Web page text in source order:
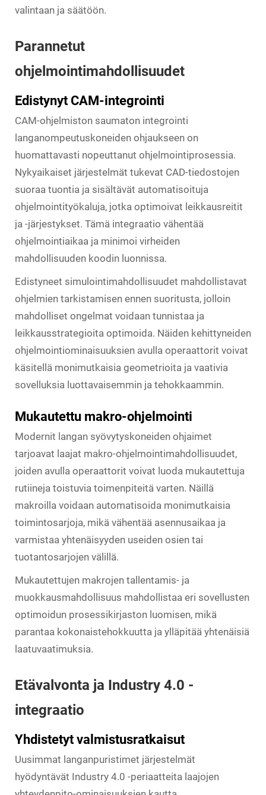
valintaan ja säätöön.
Parannetut
ohjelmointimahdollisuudet
Edistynyt CAM-integrointi
CAM-ohjelmiston saumaton integrointi
langanompeutuskoneiden ohjaukseen on
huomattavasti nopeuttanut ohjelmointiprosessia.
Nykyaikaiset järjestelmät tukevat CAD-tiedostojen
suoraa tuontia ja sisältävät automatisoituja
ohjelmointityökaluja, jotka optimoivat leikkausreitit
ja -järjestykset. Tämä integraatio vähentää
ohjelmointiaikaa ja minimoi virheiden
mahdollisuuden koodin luonnissa.
Edistyneet simulointimahdollisuudet mahdollistavat
ohjelmien tarkistamisen ennen suoritusta, jolloin
mahdolliset ongelmat voidaan tunnistaa ja
leikkausstrategioita optimoida. Näiden kehittyneiden
ohjelmointiominaisuuksien avulla operaattorit voivat
käsitellä monimutkaisia geometrioita ja vaativia
sovelluksia luottavaisemmin ja tehokkaammin.
Mukautettu makro-ohjelmointi
Modernit langan syövytyskoneiden ohjaimet
tarjoavat laajat makro-ohjelmointimahdollisuudet,
joiden avulla operaattorit voivat luoda mukautettuja
rutiineja toistuvia toimenpiteitä varten. Näillä
makroilla voidaan automatisoida monimutkaisia
toimintosarjoja, mikä vähentää asennusaikaa ja
varmistaa yhtenäisyyden useiden osien tai
tuotantosarjojen välillä.
Mukautettujen makrojen tallentamis- ja
muokkausmahdollisuus mahdollistaa eri sovellusten
optimoidun prosessikirjaston luomisen, mikä
parantaa kokonaistehokkuutta ja ylläpitää yhtenäisiä
laatuvaatimuksia.
Etävalvonta ja Industry 4.0 -
integraatio
Yhdistetyt valmistusratkaisut
Uusimmat langanpuristimet järjestelmät
hyödyntävät Industry 4.0 -periaatteita laajojen